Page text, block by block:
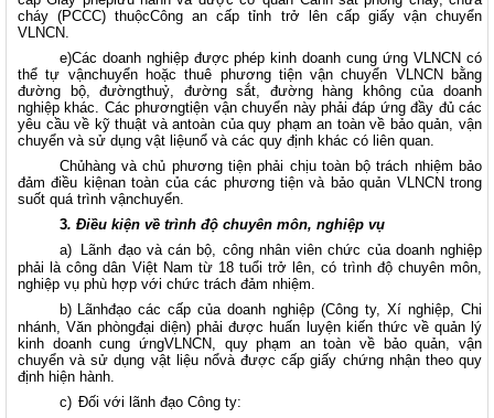
cháy (PCCC) thuộcCông an cấp tỉnh trở lên cấp giấy vận chuyển
VLNCN.
e)Các doanh nghiệp được phép kinh doanh cung ứng VLNCN có
thể tự vậnchuyển hoặc thuê phương tiện vận chuyển VLNCN bằng
đường bộ, đườngthuỷ, đường sắt, đường hàng không của doanh
nghiệp khác. Các phươngtiện vận chuyển này phải đáp ứng đầy đủ các
yêu cầu về kỹ thuật và antoàn của quy phạm an toàn về bảo quản, vận
chuyển và sử dụng vật liệunổ và các quy định khác có liên quan.
Chủhàng và chủ phương tiện phải chịu toàn bộ trách nhiệm bảo
đảm điều kiệnan toàn của các phương tiện và bảo quản VLNCN trong
suốt quá trình vậnchuyển.
3. Điều kiện về trình độ chuyên môn, nghiệp vụ
a)
Lãnh đạo và cán bộ, công nhân viên chức của doanh nghiệp
phải là công dân Việt Nam từ 18 tuổi trở lên, có trình độ chuyên môn,
nghiệp vụ phù hợp với chức trách đảm nhiệm.
b)
Lãnhđạo các cấp của doanh nghiệp (Công ty, Xí nghiệp, Chi
nhánh, Văn phòngđại diện) phải được huấn luyện kiến thức về quản lý
kinh doanh cung ứngVLNCN, quy phạm an toàn về bảo quản, vận
chuyển và sử dụng vật liệu nổvà được cấp giấy chứng nhận theo quy
định hiện hành.
c) Đối với lãnh đạo Công ty: